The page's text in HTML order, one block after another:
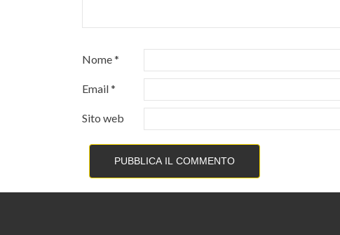
Nome*
Email*
Sito web